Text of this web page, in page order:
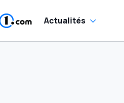
Actualités